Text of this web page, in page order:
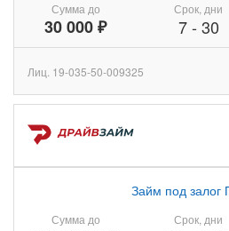
Сумма до
30 000 ₽
Срок, дни
7- 30
Лиц. 19-035-50-009325
Сумма до
Займ под залог
Срок, дни